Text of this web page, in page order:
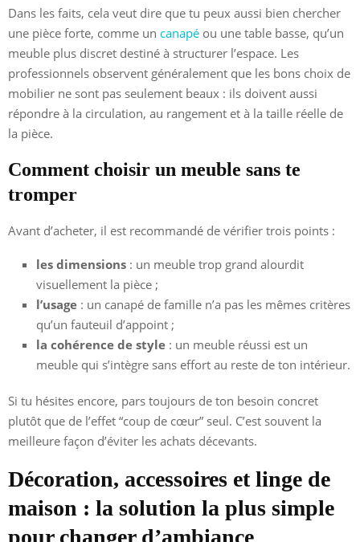
Dans les faits, cela veut dire que tu peux aussi bien chercher
une pièce forte, comme un canapé ou une table basse, qu’un
meuble plus discret destiné à structurer l’espace. Les
professionnels observent généralement que les bons choix de
mobilier ne sont pas seulement beaux : ils doivent aussi
répondre à la circulation, au rangement et à la taille réelle de
la pièce.
Comment choisir un meuble sans te
tromper
Avant d’acheter, il est recommandé de vérifier trois points :
les dimensions : un meuble trop grand alourdit
visuellement la pièce ;
l’usage : un canapé de famille n’a pas les mêmes critères
qu’un fauteuil d’appoint ;
la cohérence de style : un meuble réussi est un
meuble qui s’intègre sans effort au reste de ton intérieur.
Si tu hésites encore, pars toujours de ton besoin concret
plutôt que de l’effet “coup de cœur” seul. C’est souvent la
meilleure façon d’éviter les achats décevants.
Décoration, accessoires et linge de
maison : la solution la plus simple
pour changer d’ambiance